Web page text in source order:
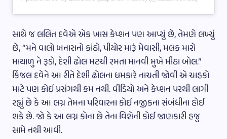
સાથે જ લલિત દવેએ એક ખાસ કેપ્શન પણ આપ્યું છે, તેમણે લખ્યું
છે, “મને વાલો બનાસનો કાંઠો, પીયોર મારૂં મેવાસી, મલક મારો
માયાળુ ને રૂડો, દેશી ઢોલ મટચી રમતા માનવી મુખે મીઠા બોલ.”
કિંજલ દવેને આ રીતે દેશી ઢોલના ધમકારે નાચતી જોવી એ ચાહકો
માટે પણ કોઈ પ્રસંગથી કમ નથી. વીડિયો અને કેપ્શન પરથી લાગી
રહ્યું છે કે આ લગ્ન તેમના પરિવારના કોઈ નજીકના સંબંધીના હોઈ
શકે છે. જો કે આ લગ્ન કોના છે તેના વિશેની કોઈ જાણકારી હજુ
સામે નથી આવી.